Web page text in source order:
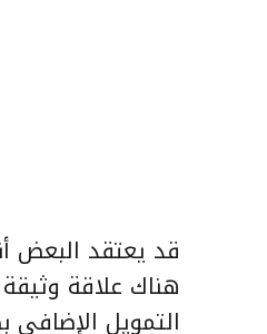
قد يعتقد البعض
هناك علاقة